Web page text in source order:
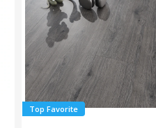
Top Favorite